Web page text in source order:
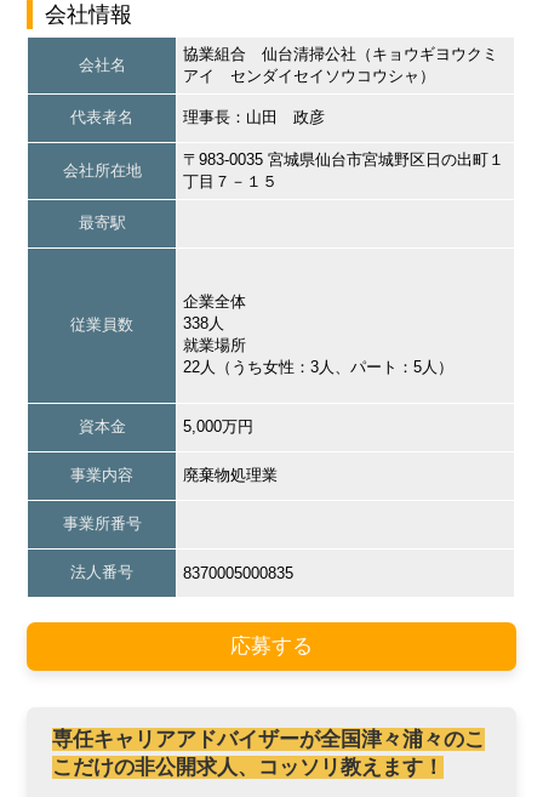
会社情報
会社名
協業組合 仙台清掃公社（キョウギヨウクミ
アイ センダイセイソウコウシャ）
代表者名 理事長：山田 政彦
会社所在地
〒983-0035 宮城県仙台市宮城野区日の出町１
丁目７－１５
最寄駅
従業員数
企業全体
338人
就業場所
22人（うち女性：3人、パート：5人）
資本金 5,000万円
事業内容 廃棄物処理業
事業所番号
法人番号 8370005000835
応募する
専任キャリアアドバイザーが全国津々浦々のこ
こだけの非公開求人、コッソリ教えます！